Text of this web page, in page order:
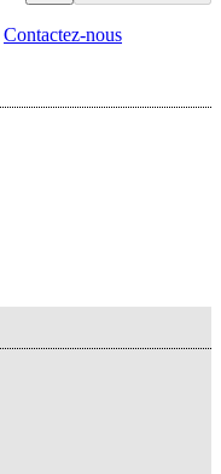
Contactez‑nous